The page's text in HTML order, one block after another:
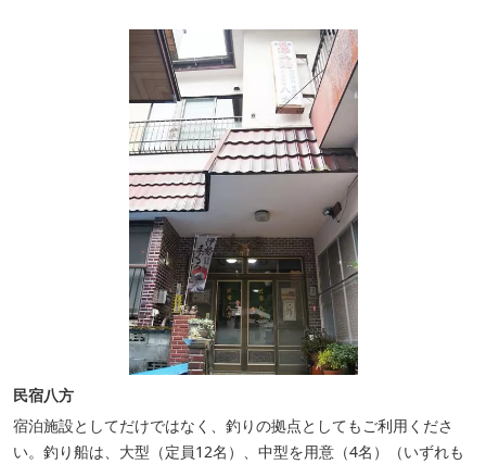
民宿八方
宿泊施設としてだけではなく、釣りの拠点としてもご利用くださ
い。釣り船は、大型（定員12名）、中型を用意（4名）（いずれも